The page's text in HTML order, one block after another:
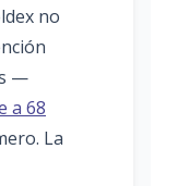
no
—
a 68
La